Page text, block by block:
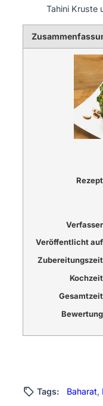
Tahini Kruste
Rezept
Verfasser
Veröffentlicht auf
Zubereitungszeit
Kochzeit
Gesamtzeit
Bewertung
Tags: Baharat,